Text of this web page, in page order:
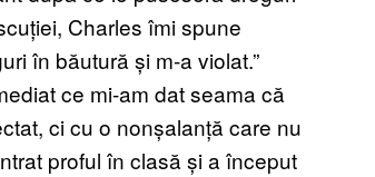
Charles îmi spune
în băutură și m-a violat.”
ce mi-am dat seama că
ci cu o nonșalanță care nu
proful în clasă și a început